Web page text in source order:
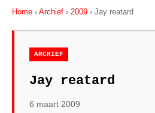
Home › Archief › 2009 › Jay reatard
ARCHIEF
Jay reatard
6 maart 2009